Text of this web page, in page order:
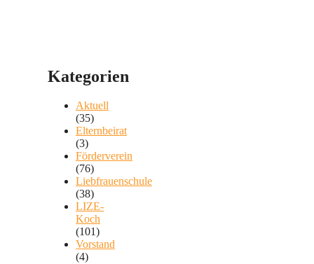
Kategorien
Aktuell
(35)
Elternbeirat
(3)
Förderverein
(76)
Liebfrauenschule
(38)
LIZE-
Koch
(101)
Vorstand
(4)